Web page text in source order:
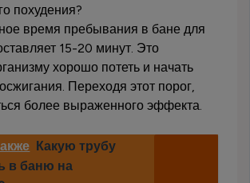
похудения?
время пребывания в бане для
15-20 минут. Это
хорошо потеть и начать
Переходя этот порог,
более выраженного эффекта.
Какую трубу
в баню на